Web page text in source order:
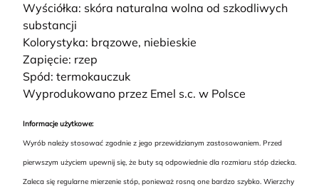
Wyściółka: skóra naturalna wolna od szkodliwych
substancji
Kolorystyka: brązowe, niebieskie
Zapięcie: rzep
Spód: termokauczuk
Wyprodukowano przez Emel s.c. w Polsce
Informacje użytkowe:
Wyrób należy stosować zgodnie z jego przewidzianym zastosowaniem. Przed
pierwszym użyciem upewnij się, że buty są odpowiednie dla rozmiaru stóp dziecka.
Zaleca się regularne mierzenie stóp, ponieważ rosną one bardzo szybko. Wierzchy